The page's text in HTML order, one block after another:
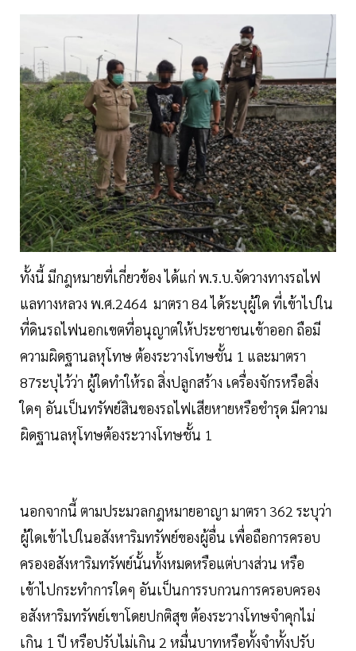
ทั้งนี้ มีกฎหมายที่เกี่ยวข้อง ได้แก่ พ.ร.บ.จัดวางทางรถไฟ
แลทางหลวง พ.ศ.2464 มาตรา 84 ได้ระบุผู้ใด ที่เข้าไปใน
ที่ดินรถไฟนอกเขตที่อนุญาตให้ประชาชนเข้าออก ถือมี
ความผิดฐานลหุโทษ ต้องระวางโทษชั้น 1 และมาตรา
87ระบุไว้ว่า ผู้ใดทำให้รถ สิ่งปลูกสร้าง เครื่องจักรหรือสิ่ง
ใดๆ อันเป็นทรัพย์สินของรถไฟเสียหายหรือชำรุด มีความ
ผิดฐานลหุโทษต้องระวางโทษชั้น 1
นอกจากนี้ ตามประมวลกฎหมายอาญา มาตรา 362 ระบุว่า
ผู้ใดเข้าไปในอสังหาริมทรัพย์ของผู้อื่น เพื่อถือการครอบ
ครองอสังหาริมทรัพย์นั้นทั้งหมดหรือแต่บางส่วน หรือ
เข้าไปกระทำการใดๆ อันเป็นการรบกวนการครอบครอง
อสังหาริมทรัพย์เขาโดยปกติสุข ต้องระวางโทษจำคุกไม่
เกิน 1 ปี หรือปรับไม่เกิน 2 หมื่นบาทหรือทั้งจำทั้งปรับ